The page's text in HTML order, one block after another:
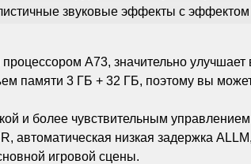
звуковые эффекты с
A73, значительно улучшает
памяти 3 ГБ + 32 ГБ, поэтому вы
и более чувствительным
автоматическая низкая задержка
игровой сцены.